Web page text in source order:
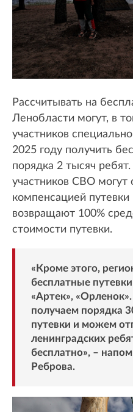
Рассчитывать на
Ленобласти могут, в
участников
2025 году получить
порядка 2 тысяч
участников СВО могут
компенсацией
возвращают 100%
стоимости путевки.
«Кроме этого,
бесплатные
«Артек»,
получаем порядка
путевки и можем
ленинградских
бесплатно», –
Реброва.